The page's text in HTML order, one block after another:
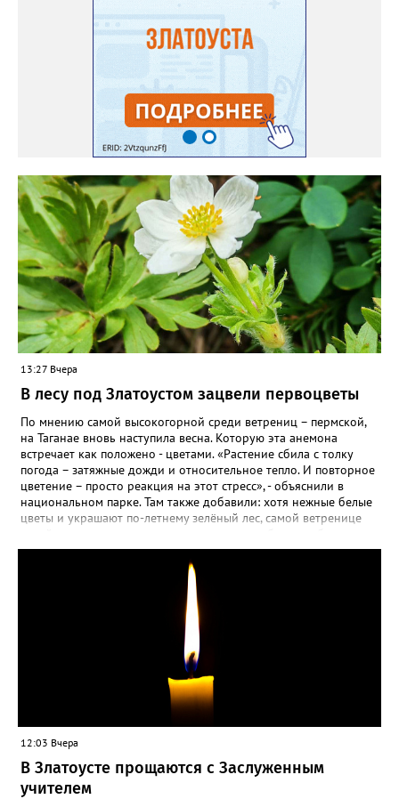
самосевом в ней отлично прорастают. Если иногда срезать
сухие цветы и стряхивать семена вокруг куртины, лаванда
весной прорастет сама. Ещё один секрет – этот символ
Прованса не любит «вкусную» почву. Добавляйте в посадочную
яму гравий и песок – требуется хороший дренаж. В первый год
Екатерина рекомендует цветы убирать, чтобы силы куста
пошли на наращивание корневой системы. А со второго года
пусть лаванда цветёт во всю силу! Фото: Екатерина Бойко,
специально для «Златоуст.инфо». Обсуждение новости здесь
ВКОНТАКТЕ https://vk.com/newszlatoust74
13:27 Вчера
В лесу под Златоустом зацвели первоцветы
По мнению самой высокогорной среди ветрениц – пермской,
на Таганае вновь наступила весна. Которую эта анемона
встречает как положено - цветами. «Растение сбила с толку
погода – затяжные дожди и относительное тепло. И повторное
цветение – просто реакция на этот стресс», - объяснили в
национальном парке. Там также добавили: хотя нежные белые
цветы и украшают по-летнему зелёный лес, самой ветренице
силы перед долгой зимовкой.
12:03 Вчера
В Златоусте прощаются с Заслуженным
учителем